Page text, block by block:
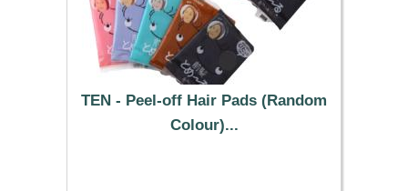
TEN - Peel-off Hair Pads (Random
Colour)...